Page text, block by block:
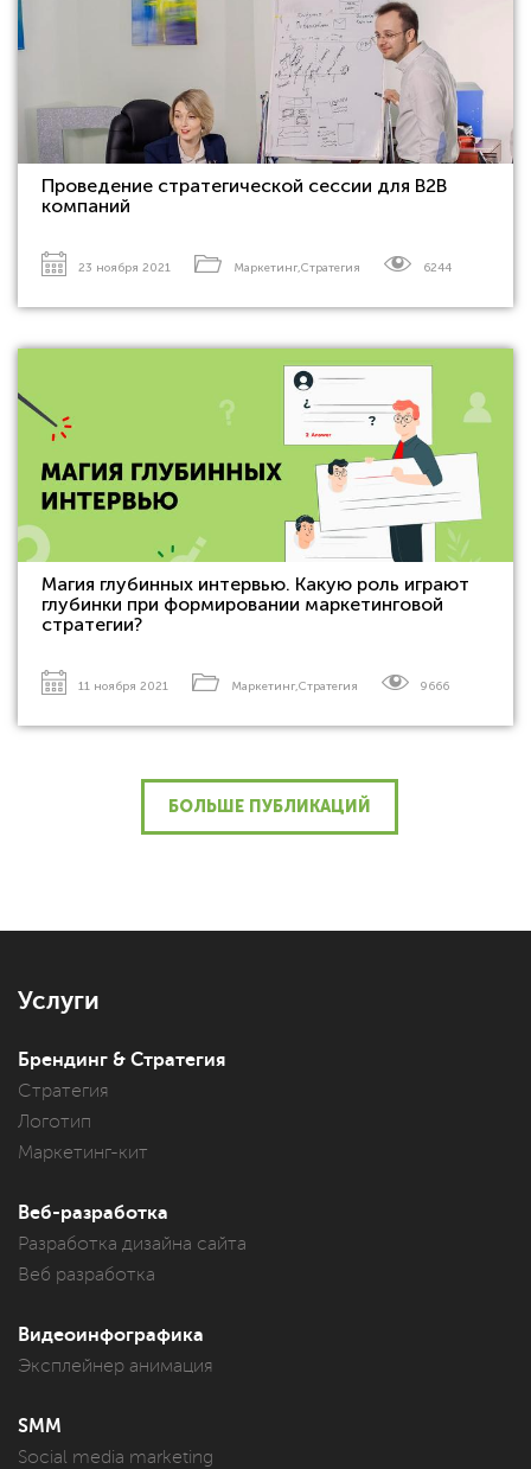
Проведение стратегической сессии для В2В
компаний
23 ноября 2021 Маркетинг,Стратегия 6244
Магия глубинных интервью. Какую роль играют
глубинки при формировании маркетинговой
стратегии?
11 ноября 2021 Маркетинг,Стратегия 9666
БОЛЬШЕ ПУБЛИКАЦИЙ
Услуги
Брендинг & Стратегия
Стратегия
Логотип
Маркетинг-кит
Веб-разработка
Разработка дизайна сайта
Веб разработка
Видеоинфографика
Эксплейнер анимация
SMM
Social media marketing